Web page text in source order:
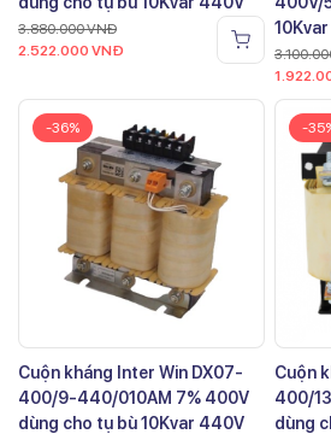
3.880.000VNĐ
2.522.000 VNĐ
-36%
Cuộn kháng Inter Win DX07-
400/9-440/010AM 7% 400V
dùng cho tụ bù 10Kvar 440V
-
Cuộn
400/
dùng